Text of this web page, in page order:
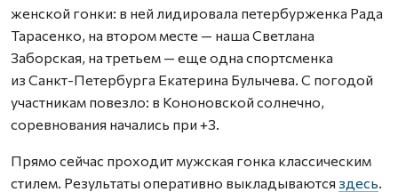
женской гонки: в ней лидировала петербурженка Рада
Тарасенко, на втором месте — наша Светлана
Заборская, на третьем — еще одна спортсменка
из Санкт-Петербурга Екатерина Булычева. С погодой
участникам повезло: в Кононовской солнечно,
соревнования начались при +3.
Прямо сейчас проходит мужская гонка классическим
стилем. Результаты оперативно выкладываются здесь.